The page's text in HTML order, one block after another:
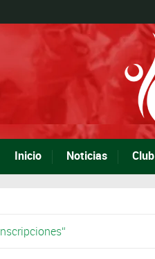
Inicio Noticias Club